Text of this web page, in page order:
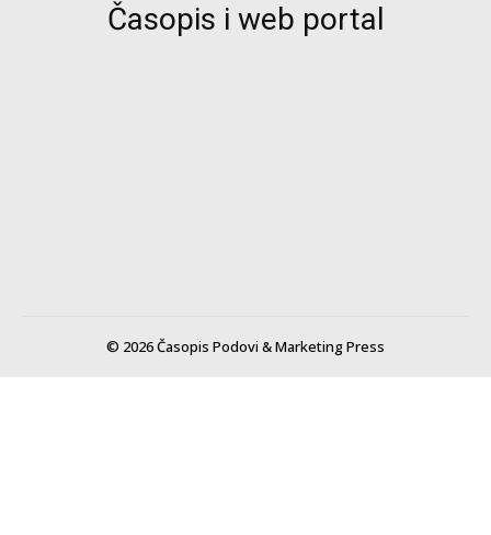
Časopis i web portal
© 2026 Časopis Podovi & Marketing Press